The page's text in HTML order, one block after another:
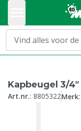
Kapbeugel 3/4"
Art.nr.: 8805322Merk: